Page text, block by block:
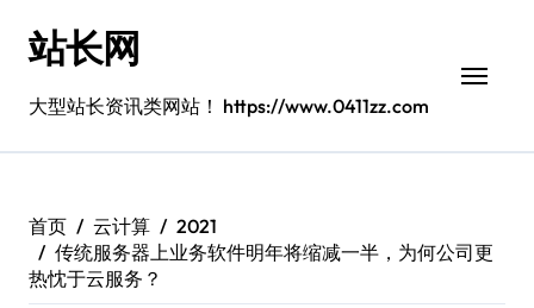
站长网
大型站长资讯类网站！ https://www.0411zz.com
首页 云计算
2021
传统服务器上业务软件明年将缩减一半，为何公司更
热忱于云服务？